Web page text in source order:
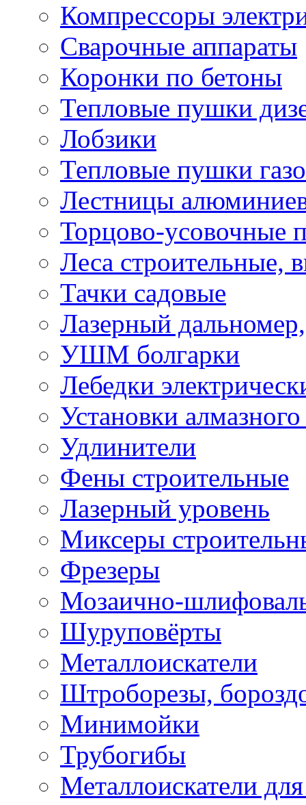
Компрессоры
Сварочные аппараты
Коронки по бетоны
Тепловые пушки
Лобзики
Тепловые пушки
Лестницы
Торцово-усовочные
Леса строительные,
Тачки садовые
Лазерный дальномер,
УШМ болгарки
Лебедки
Установки
Удлинители
Фены строительные
Лазерный уровень
Миксеры
Фрезеры
Мозаично-
Шуруповёрты
Металлоискатели
Штроборезы,
Минимойки
Трубогибы
Металлоискатели